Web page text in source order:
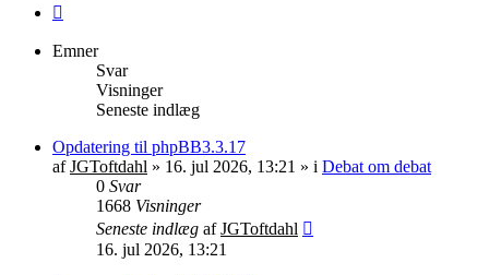
Emner
Svar
Visninger
Seneste indlæg
Opdatering til phpBB3.3.17
afJGToftdahl » 16. jul 2026, 13:21 » i Debat om debat
0 Svar
1668 Visninger
Seneste indlæg afJGToftdahl
16. jul 2026, 13:21